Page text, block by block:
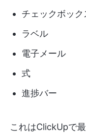
チェックボック
ラベル
電子メール
式
進捗バー
これはClickUpで